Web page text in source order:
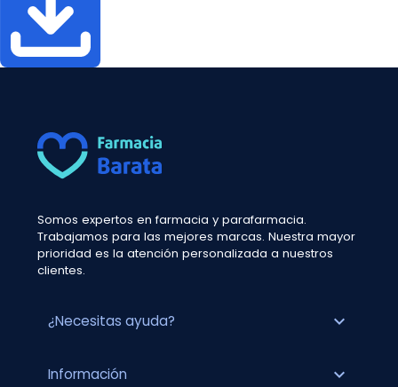
Somos expertos en farmacia y parafarmacia.
Trabajamos para las mejores marcas. Nuestra mayor
prioridad es la atención personalizada a nuestros
clientes.
¿Necesitas ayuda? expand_more
Información expand_more